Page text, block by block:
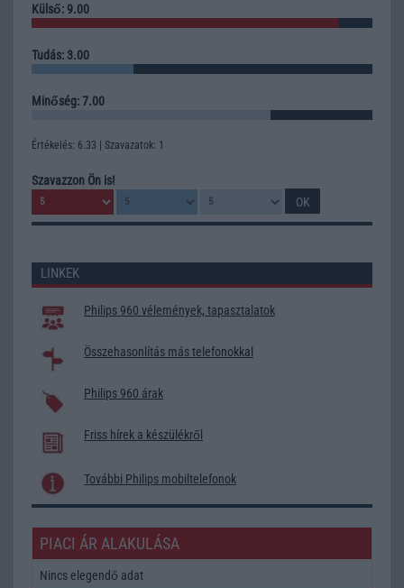
Külső: 9.00
Tudás: 3.00
Minőség: 7.00
Értékelés: 6.33 | Szavazatok: 1
Szavazzon Ön is!
LINKEK
Philips 960 vélemények, tapasztalatok
Összehasonlítás más telefonokkal
Philips 960 árak
Friss hírek a készülékről
További Philips mobiltelefonok
PIACI ÁR ALAKULÁSA
Nincs elegendő adat